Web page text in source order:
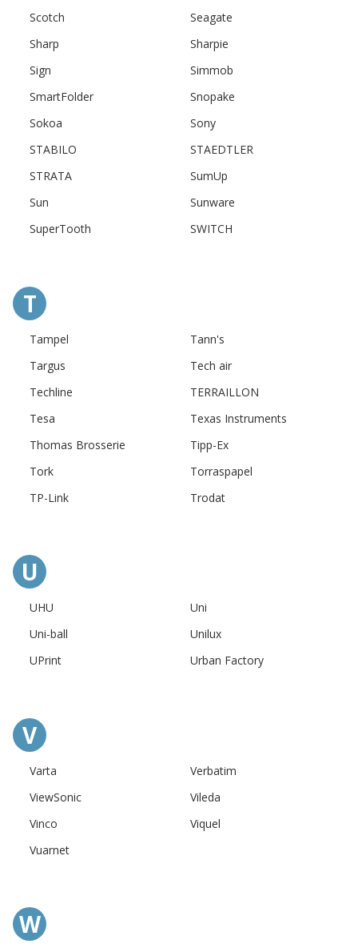
Scotch
Seagate
Sharp
Sharpie
Sign
Simmob
SmartFolder
Snopake
Sokoa
Sony
STABILO
STAEDTLER
STRATA
SumUp
Sun
Sunware
SuperTooth
SWITCH
T
Tampel
Tann's
Targus
Tech air
Techline
TERRAILLON
Tesa
Texas Instruments
Thomas Brosserie
Tipp-Ex
Tork
Torraspapel
TP-Link
Trodat
U
UHU
Uni
Uni-ball
Unilux
UPrint
Urban Factory
V
Varta
Verbatim
ViewSonic
Vileda
Vinco
Viquel
Vuarnet
W